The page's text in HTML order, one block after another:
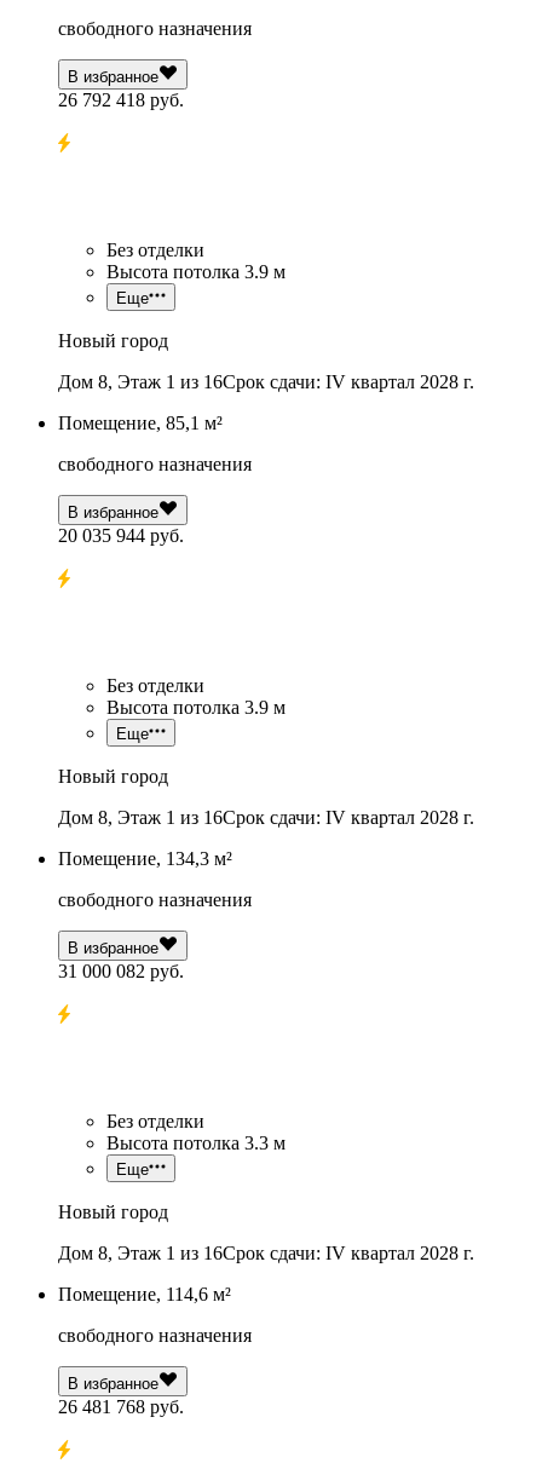
свободного назначения
В избранное
26 792 418 руб.
Без отделки
Высота потолка 3.9 м
Еще
Новый город
Дом 8, Этаж 1 из 16Срок сдачи: IV квартал 2028 г.
Помещение, 85,1 м²
свободного назначения
В избранное
20 035 944 руб.
Без отделки
Высота потолка 3.9 м
Еще
Новый город
Дом 8, Этаж 1 из 16Срок сдачи: IV квартал 2028 г.
Помещение, 134,3 м²
свободного назначения
В избранное
31 000 082 руб.
Без отделки
Высота потолка 3.3 м
Еще
Новый город
Дом 8, Этаж 1 из 16Срок сдачи: IV квартал 2028 г.
Помещение, 114,6 м²
свободного назначения
В избранное
26 481 768 руб.